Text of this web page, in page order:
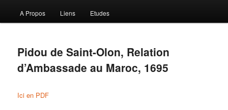
A Propos Liens Etudes
Pidou de Saint-Olon, Relation
d’Ambassade au Maroc, 1695
Ici en PDF